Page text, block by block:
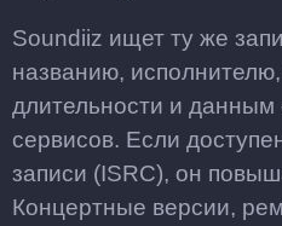
Soundiiz ищет ту же
названию,
длительности и данным
сервисов. Если
записи (ISRC), он
Концертные версии,